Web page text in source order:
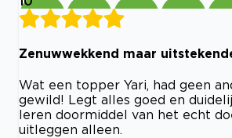
Zenuwwekkend maar
Wat een topper Yari, had geen
gewild! Legt alles goed en
leren doormiddel van het echt
uitleggen alleen.